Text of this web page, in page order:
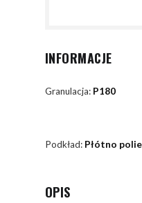
INFORMACJE
Granulacja: P180
Podkład: Płótno
OPIS